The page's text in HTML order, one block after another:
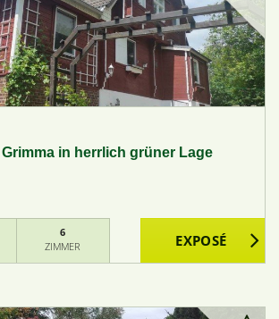
in herrlich grüner Lage
6
ZIMMER